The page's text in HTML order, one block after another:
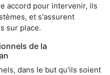
accord pour intervenir, ils
et s'assurent
sur place.
de la
dans le but qu'ils soient